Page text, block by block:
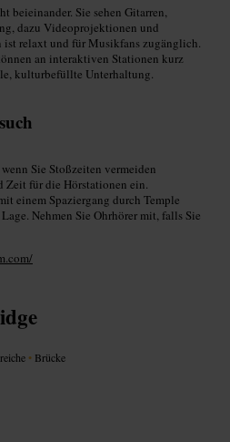
beieinander. Sie sehen Gitarren,
dazu Videoprojektionen und
ist relaxt und für Musikfans zugänglich.
an interaktiven Stationen kurz
kulturbefüllte Unterhaltung.
Sie Stoßzeiten vermeiden
Zeit für die Hörstationen ein.
einem Spaziergang durch Temple
Nehmen Sie Ohrhörer mit, falls Sie
• Brücke